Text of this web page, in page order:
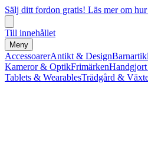
Sälj ditt fordon gratis! Läs mer om
Till innehållet
Meny
AccessoarerAntikt & Design
Kameror & OptikFrimärken
Tablets & WearablesTrädgård &